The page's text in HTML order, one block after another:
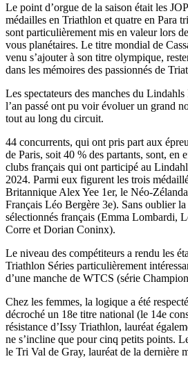
Le point d’orgue de la saison était les
médailles en Triathlon et quatre en Para
sont particulièrement mis en valeur lors
vous planétaires. Le titre mondial de
venu s’ajouter à son titre olympique,
dans les mémoires des passionnés de
Les spectateurs des manches du
l’an passé ont pu voir évoluer un grand
tout au long du circuit.
44 concurrents, qui ont pris part aux
de Paris, soit 40 % des partants, sont, en
clubs français qui ont participé au
2024. Parmi eux figurent les trois
Britannique Alex Yee 1er, le Néo-
Français Léo Bergère 3e). Sans oublier
sélectionnés français (Emma Lombardi,
Corre et Dorian Coninx).
Le niveau des compétiteurs a rendu les
Triathlon Séries particulièrement
d’une manche de WTCS (série
Chez les femmes, la logique a été
décroché un 18e titre national (le 14e
résistance d’Issy Triathlon, lauréat
ne s’incline que pour cinq petits points.
le Tri Val de Gray, lauréat de la dernière